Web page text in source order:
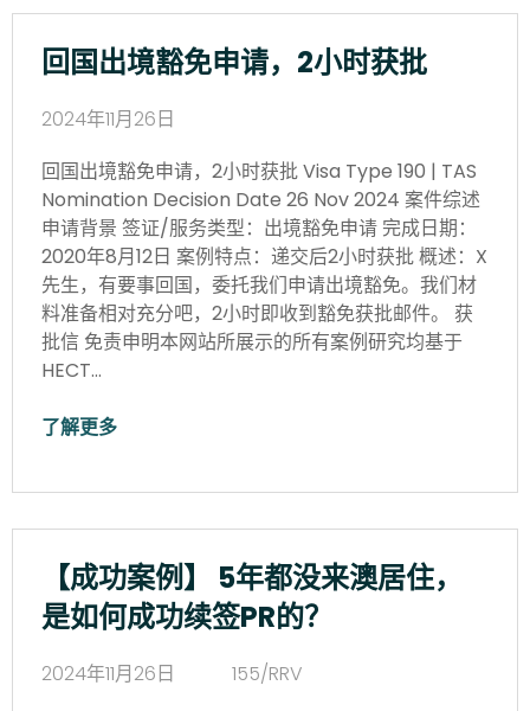
回国出境豁免申请，2小时获批
2024年11月26日
回国出境豁免申请，2小时获批 Visa Type 190 | TAS
Nomination Decision Date 26 Nov 2024 案件综述
申请背景 签证/服务类型：出境豁免申请 完成日期：
2020年8月12日 案例特点：递交后2小时获批 概述：X
先生，有要事回国，委托我们申请出境豁免。我们材
料准备相对充分吧，2小时即收到豁免获批邮件。 获
批信 免责申明本网站所展示的所有案例研究均基于
HECT…
了解更多
【成功案例】 5年都没来澳居住，
是如何成功续签PR的？
2024年11月26日
155/RRV